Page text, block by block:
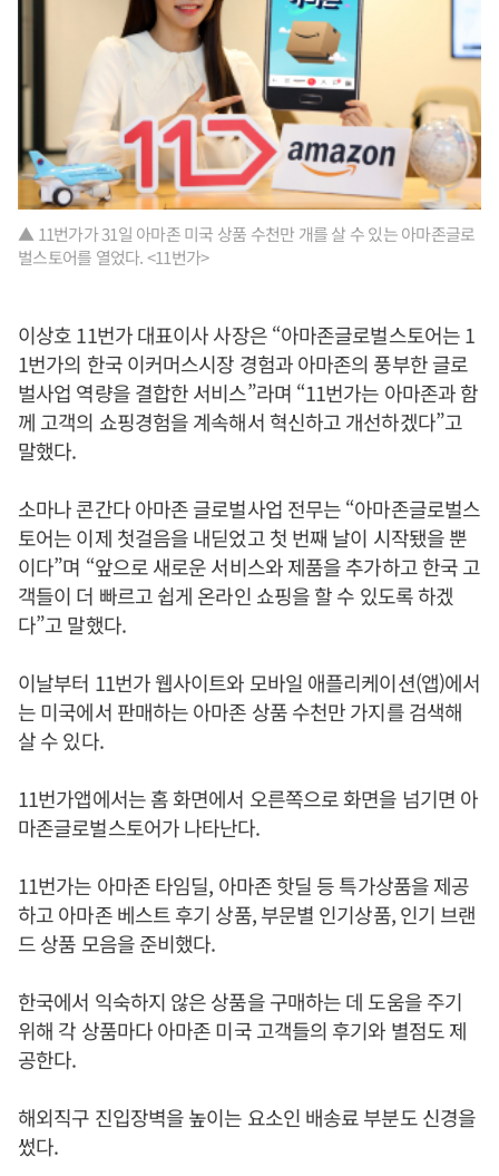
▲ 11번가가 31일 아마존 미국 상품 수천만 개를 살 수 있는 아마존글로
벌스토어를 열었다. <11번가>
이상호 11번가 대표이사 사장은 “아마존글로벌스토어는 1
1번가의 한국 이커머스시장 경험과 아마존의 풍부한 글로
벌사업 역량을 결합한 서비스”라며 “11번가는 아마존과 함
께 고객의 쇼핑경험을 계속해서 혁신하고 개선하겠다”고
말했다.
소마나 콘간다 아마존 글로벌사업 전무는 “아마존글로벌스
토어는 이제 첫걸음을 내딛었고 첫 번째 날이 시작됐을 뿐
이다”며 “앞으로 새로운 서비스와 제품을 추가하고 한국 고
객들이 더 빠르고 쉽게 온라인 쇼핑을 할 수 있도록 하겠
다”고 말했다.
이날부터 11번가 웹사이트와 모바일 애플리케이션(앱)에서
는 미국에서 판매하는 아마존 상품 수천만 가지를 검색해
살 수 있다.
11번가앱에서는 홈 화면에서 오른쪽으로 화면을 넘기면 아
마존글로벌스토어가 나타난다.
11번가는 아마존 타임딜, 아마존 핫딜 등 특가상품을 제공
하고 아마존 베스트 후기 상품, 부문별 인기상품, 인기 브랜
드 상품 모음을 준비했다.
한국에서 익숙하지 않은 상품을 구매하는 데 도움을 주기
위해 각 상품마다 아마존 미국 고객들의 후기와 별점도 제
공한다.
해외직구 진입장벽을 높이는 요소인 배송료 부분도 신경을
썼다.